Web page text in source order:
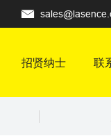
招贤纳士 联